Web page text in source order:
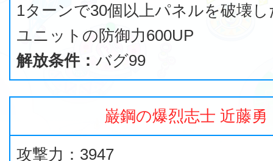
1ターンで30個以上パネルを破壊
ユニットの防御力600UP
解放条件： バグ99
巌鋼の爆烈志士 近藤勇
攻撃力：3947